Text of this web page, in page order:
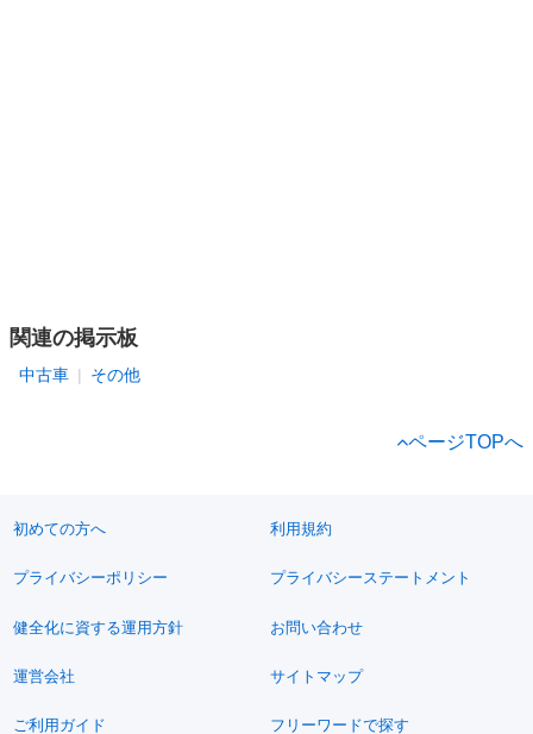
関連の掲示板
中古車 その他
ページTOPへ
初めての方へ 利用規約
プライバシーポリシー プライバシーステートメント
健全化に資する運用方針 お問い合わせ
運営会社 サイトマップ
ご利用ガイド フリーワードで探す